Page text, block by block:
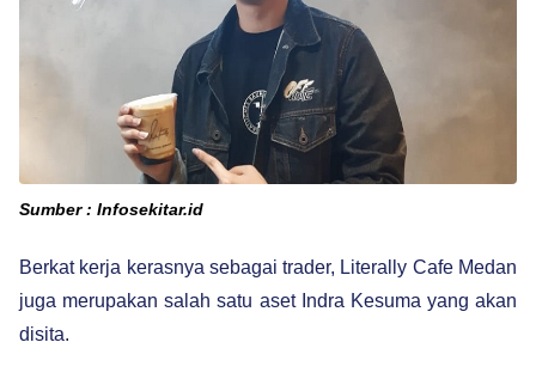
Sumber : Infosekitar.id
Berkat kerja kerasnya sebagai trader, Literally Cafe Medan
juga merupakan salah satu aset Indra Kesuma yang akan
disita.